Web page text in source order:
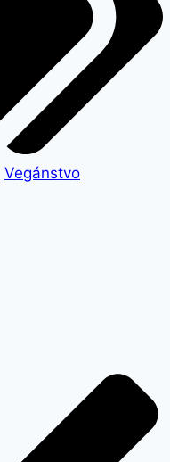
Vegánstvo